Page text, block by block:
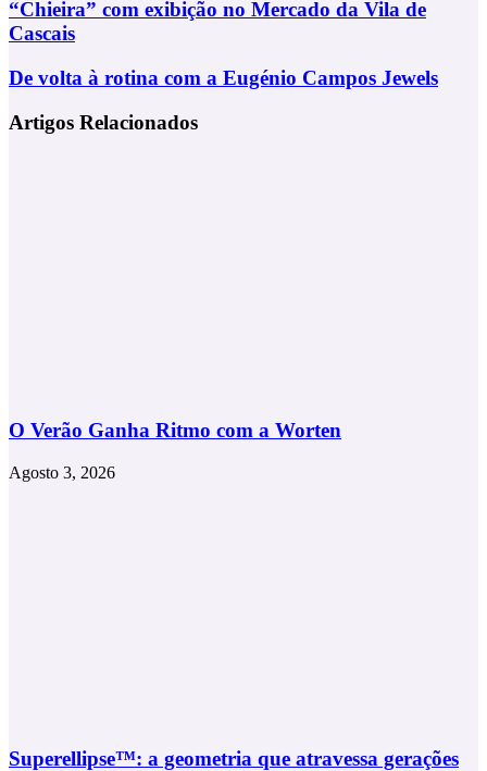
Via
Email
“Chieira”
com
exibição
Mercado
Vila
“Chieira” com exibição no Mercado da Vila de
Cascais
De
à
rotina
De volta à rotina com a Eugénio Campos Jewels
Artigos Relacionados
O Verão Ganha Ritmo com a Worten
Agosto 3, 2026
Superellipse™: a geometria que atravessa gerações